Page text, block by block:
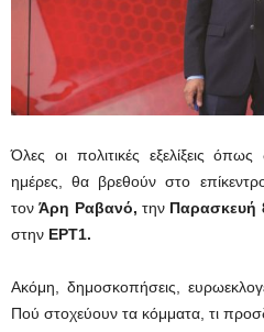
Όλες οι πολιτικές εξελίξεις όπως
ημέρες, θα βρεθούν στο
τονΆρη Ραβανό, την Παρασκευή
στην ΕΡΤ1.
Ακόμη, δημοσκοπήσεις,
Πού στοχεύουν τα κόμματα, τι